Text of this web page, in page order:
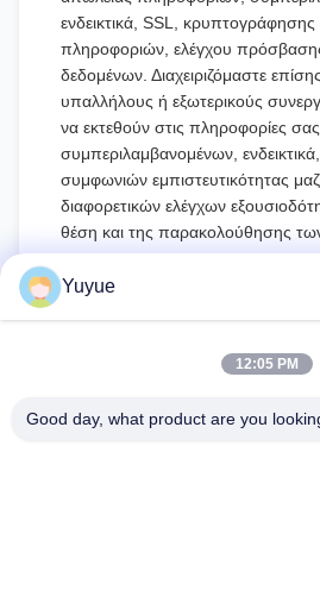
ενδεικτικά, SSL,
πληροφοριών, ελέγχου
δεδομένων. Διαχειριζόμαστε
υπαλλήλους ή εξωτερικούς
να εκτεθούν στις πληροφορίες σας,
συμπεριλαμβανομένων,
συμφωνιών εμπιστευτικότητας
διαφορετικών ελέγχων
θέση και της παρακολούθησης των
Προστασία Ανηλίκων
προσωπικών πληροφοριών των
κηδεμόνα σας να διαβάσει
Yuyue
12:05 PM
Good day, what product are you